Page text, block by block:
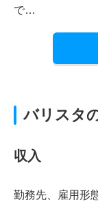
で…
バリスタ
収入
勤務先、雇用形